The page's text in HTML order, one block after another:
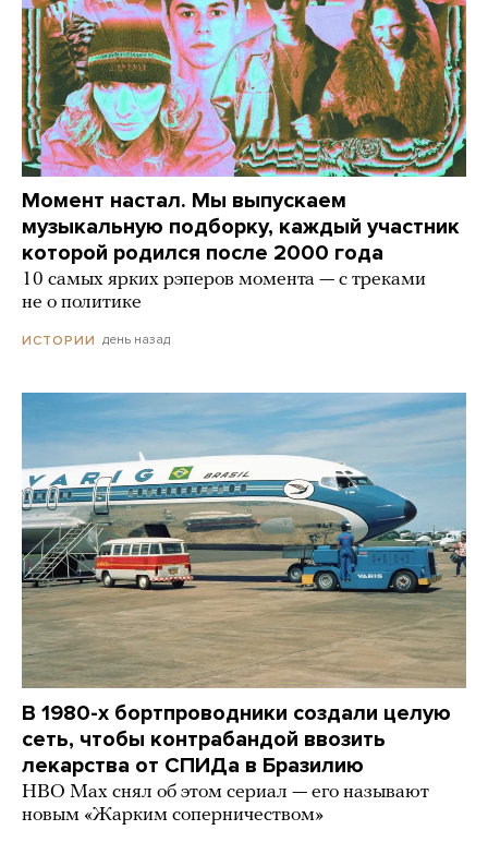
Момент настал. Мы выпускаем
музыкальную подборку, каждый участник
которой родился после 2000 года
10 самых ярких рэперов момента — с треками
не о политике
ИСТОРИИ день назад
В 1980-х бортпроводники создали целую
сеть, чтобы контрабандой ввозить
лекарства от СПИДа в Бразилию
HBO Max снял об этом сериал — его называют
новым «Жарким соперничеством»